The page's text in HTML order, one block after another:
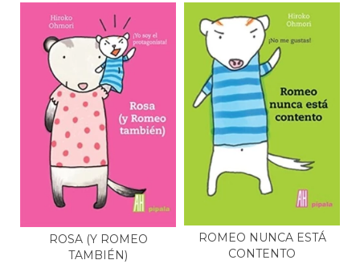
ROSA (Y ROMEO
TAMBIÉN)
ROMEO NUNCA ESTÁ
CONTENTO